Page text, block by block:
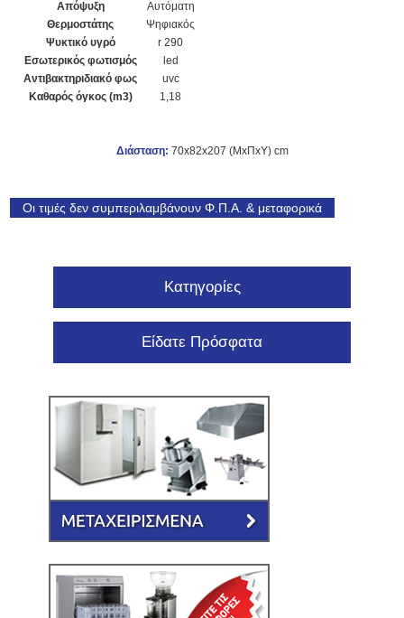
Απόψυξη
Αυτόματη
Θερμοστάτης
Ψηφιακός
Ψυκτικό υγρό
r 290
Εσωτερικός φωτισμός
led
Αντιβακτηριδιακό φως
uvc
Καθαρός όγκος (m3)
1,18
Διάσταση: 70x82x207 (ΜxΠxΥ) cm
Οι τιμές δεν συμπεριλαμβάνουν Φ.Π.Α. & μεταφορικά
Κατηγορίες
Είδατε Πρόσφατα